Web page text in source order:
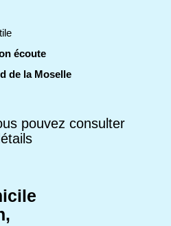
écoute
de la Moselle
pouvez consulter